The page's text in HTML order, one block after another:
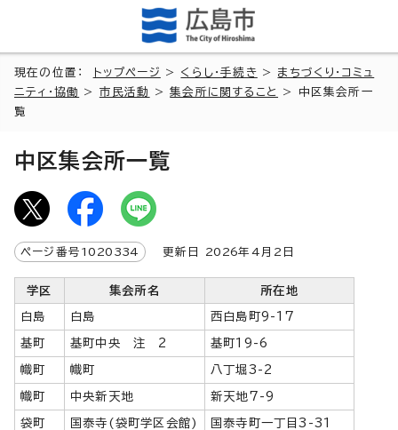
現在の位置： トップページ > くらし・手続き > まちづくり・コミュ
ニティ・協働
> 市民活動 >集会所に関すること
> 中区集会所一
覧
中区集会所一覧
ページ番号 1020334 更新日 2026年4月2日
学区 集会所名 所在地
白島 白島 西白島町9-17
基町 基町中央 注 2 基町19-6
幟町 幟町 八丁堀3-2
幟町 中央新天地 新天地7-9
袋町 国泰寺(袋町学区会館) 国泰寺町一丁目3-31